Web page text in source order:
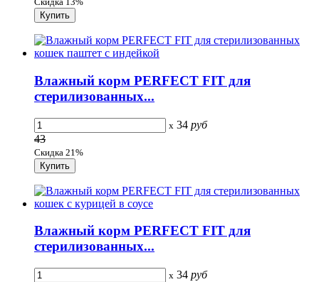
Влажный корм PERFECT FIT для
стерилизованных...
x 34 руб
43
Скидка 21%
Влажный корм PERFECT FIT для
стерилизованных...
x 34 руб